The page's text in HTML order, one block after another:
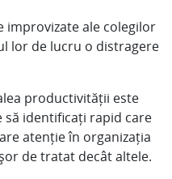
improvizate ale colegilor
lor de lucru o distragere
productivității este
să identificați rapid care
atenție în organizația
de tratat decât altele.